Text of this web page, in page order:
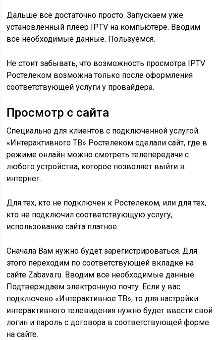
Дальше все достаточно просто. Запускаем уже
установленный плеер IPTV на компьютере. Вводим
все необходимые данные. Пользуемся.
Не стоит забывать, что возможность просмотра IPTV
Ростелеком возможна только после оформления
соответствующей услуги у провайдера.
Просмотр с сайта
Специально для клиентов с подключенной услугой
«Интерактивного ТВ» Ростелеком сделали сайт, где в
режиме онлайн можно смотреть телепередачи с
любого устройства, которое позволяет выйти в
интернет.
Для тех, кто не подключен к Ростелеком, или для тех,
кто не подключил соответствующую услугу,
использование сайта платное.
Сначала Вам нужно будет зарегистрироваться. Для
этого переходим по соответствующей вкладке на
сайте Zabava.ru. Вводим все необходимые данные.
Подтверждаем электронную почту. Если у вас
подключено «Интерактивное ТВ», то для настройки
интерактивного телевидения нужно будет ввести свой
логин и пароль с договора в соответствующей форме
на сайте.